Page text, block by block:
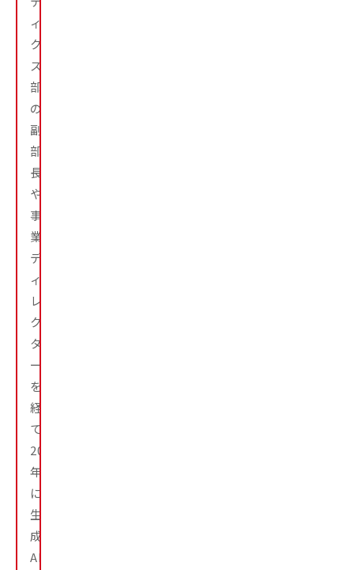
ィ
ク
ス
部
の
副
部
長
や
事
業
デ
ィ
レ
ク
タ
ー
を
経
て
2024
年
に
生
成
AI